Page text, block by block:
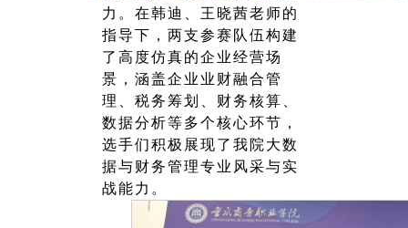
力。在韩迪、王晓茜老师的
指导下，两支参赛队伍构建
了高度仿真的企业经营场
景，涵盖企业业财融合管
理、税务筹划、财务核算、
数据分析等多个核心环节，
选手们积极展现了我院大数
据与财务管理专业风采与实
战能力。